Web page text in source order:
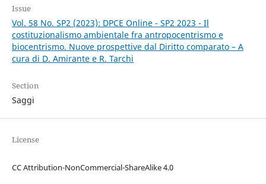
Issue
Vol. 58 No. SP2 (2023): DPCE Online - SP2 2023 - Il
costituzionalismo ambientale fra antropocentrismo e
biocentrismo. Nuove prospettive dal Diritto comparato – A
cura di D. Amirante e R. Tarchi
Section
Saggi
License
CC Attribution-NonCommercial-ShareAlike 4.0